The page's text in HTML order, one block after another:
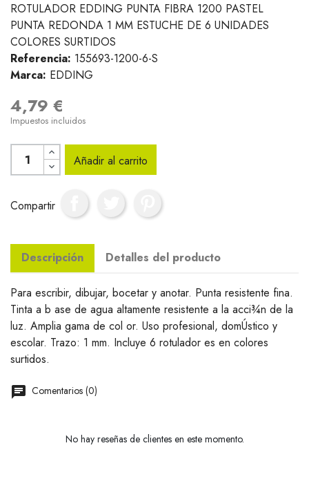
ROTULADOR EDDING PUNTA FIBRA 1200 PASTEL
PUNTA REDONDA 1 MM ESTUCHE DE 6 UNIDADES
COLORES SURTIDOS
Referencia: 155693-1200-6-S
Marca: EDDING
4,79 €
Impuestos incluidos
Añadir al carrito
Compartir
Descripción Detalles del producto
Para escribir, dibujar, bocetar y anotar. Punta resistente fina.
Tinta a b ase de agua altamente resistente a la acci¾n de la
luz. Amplia gama de col or. Uso profesional, domÚstico y
escolar. Trazo: 1 mm. Incluye 6 rotulador es en colores
surtidos.
Comentarios (0)
No hay reseñas de clientes en este momento.